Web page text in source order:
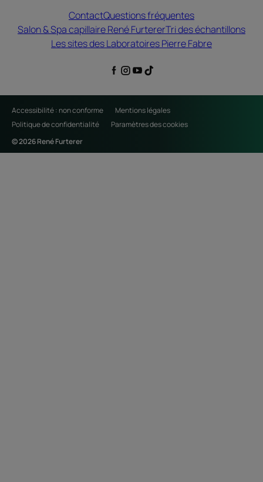
ContactQuestions fréquentes
Salon & Spa capillaire René FurtererTri des échantillons
Les sites des Laboratoires Pierre Fabre
Accessibilité : non conforme
Mentions légales
Politique de confidentialité
Paramètres des cookies
© 2026 René Furterer